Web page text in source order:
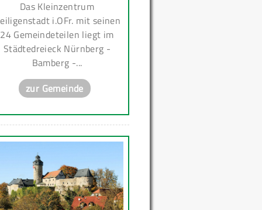
Das Kleinzentrum
i.OFr. mit seinen
24 Gemeindeteilen liegt im
Städtedreieck Nürnberg -
Bamberg -...
zur Gemeinde